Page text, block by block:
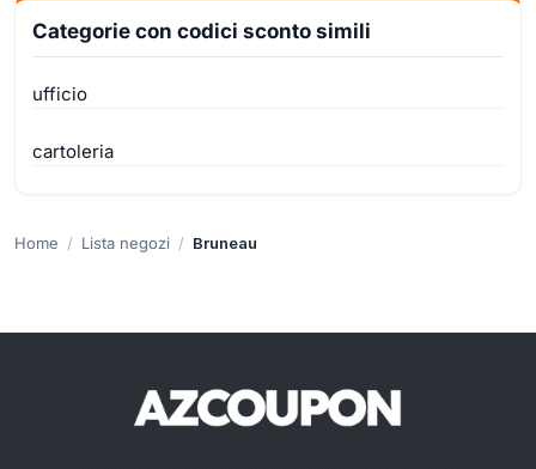
Categorie con codici sconto simili
ufficio
cartoleria
Home Lista negozi Bruneau